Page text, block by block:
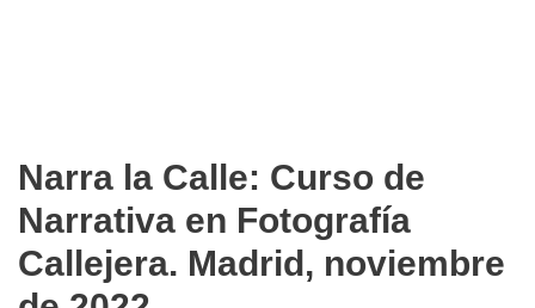
Narra la Calle: Curso de
Narrativa en Fotografía
Callejera. Madrid, noviembre